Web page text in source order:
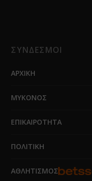
ΣΥΝΔΕΣΜΟΙ
ΑΡΧΙΚΗ
ΜΥΚΟΝΟΣ
ΕΠΙΚΑΙΡΟΤΗΤΑ
ΠΟΛΙΤΙΚΗ
ΑΘΛΗΤΙΣΜΟΣ